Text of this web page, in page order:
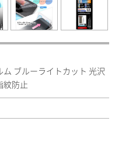
ブルーライトカット 光沢
紋防止